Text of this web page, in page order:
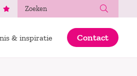
& inspiratie Contact